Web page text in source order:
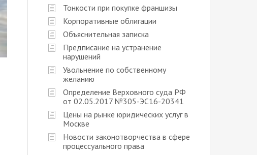
Тонкости при покупке франшизы
Корпоративные облигации
Объяснительная записка
Предписание на устранение
нарушений
Увольнение по собственному
желанию
Определение Верховного суда РФ
от 02.05.2017 №305-ЭС16-20341
Цены на рынке юридических услуг в
Москве
Новости законотворчества в сфере
процессуального права